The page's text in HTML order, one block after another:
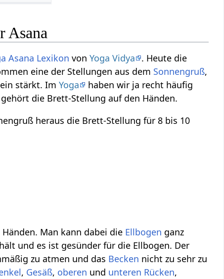
Asana
Asana Lexikon vonYoga Vidya
. Heute die
eine der Stellungen aus dem Sonnengruß,
stärkt. ImYoga
haben wir ja recht häufig
die Brett-Stellung auf den Händen.
heraus die Brett-Stellung für 8 bis 10
Man kann dabei die Ellbogen ganz
und es ist gesünder für die Ellbogen. Der
zu atmen und das Becken nicht zu sehr zu
, Gesäß, oberen und unteren Rücken,